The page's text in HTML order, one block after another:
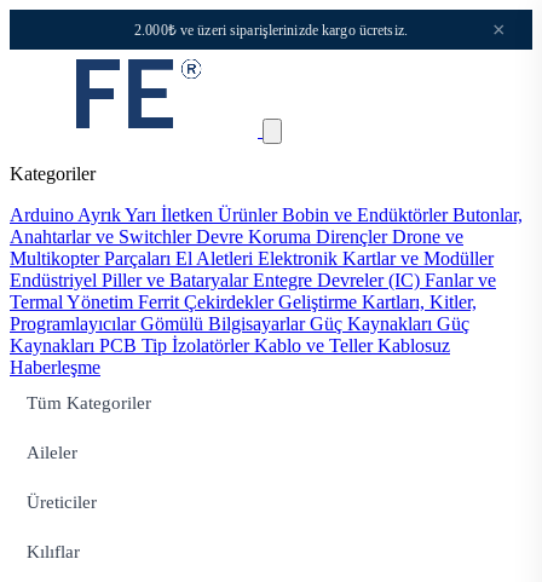
2.000₺ ve üzeri siparişlerinizde kargo ücretsiz. ×
Kategoriler
Arduino Ayrık Yarı İletken ÜrünlerBobin ve EndüktörlerButonlar,
Anahtarlar ve SwitchlerDevre Koruma DirençlerDrone ve
Multikopter Parçaları El Aletleri Elektronik Kartlar ve Modüller
Endüstriyel Piller ve BataryalarEntegre Devreler (IC) Fanlar ve
Termal Yönetim Ferrit ÇekirdeklerGeliştirme Kartları, Kitler,
ProgramlayıcılarGömülü BilgisayarlarGüç Kaynakları Güç
Kaynakları PCB Tip İzolatörlerKablo ve TellerKablosuz
Haberleşme
Tüm Kategoriler
Aileler
Üreticiler
Kılıflar